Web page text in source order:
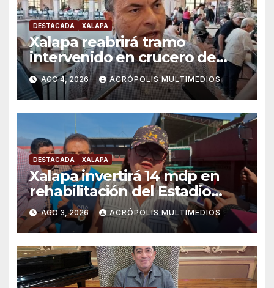
DESTACADA XALAPA
Xalapa reabrirá tramo
intervenido en crucero de
Manuel C. Tello esta semana
AGO 4, 2026 ACRÓPOLIS MULTIMEDIOS
DESTACADA XALAPA
Xalapa invertirá 14 mdp en
rehabilitación del Estadio
Colón
AGO 3, 2026 ACRÓPOLIS MULTIMEDIOS